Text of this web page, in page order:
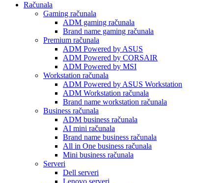
Računala
Gaming računala
ADM gaming računala
Brand name gaming računala
Premium računala
ADM Powered by ASUS
ADM Powered by CORSAIR
ADM Powered by MSI
Workstation računala
ADM Powered by ASUS Workstation
ADM Workstation računala
Brand name workstation računala
Business računala
ADM business računala
AI mini računala
Brand name business računala
All in One business računala
Mini business računala
Serveri
Dell serveri
Lenovo serveri